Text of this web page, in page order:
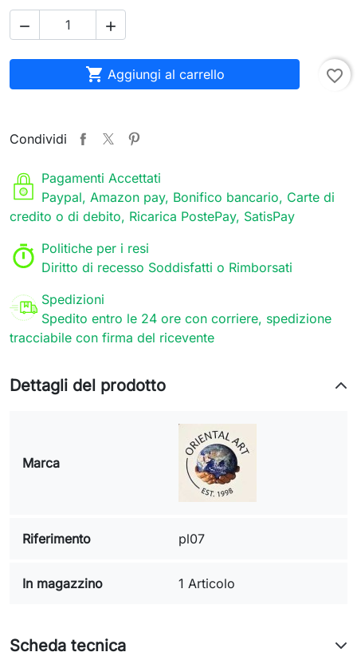
 
 Aggiungi al carrello favorite_border
Condividi
Pagamenti Accettati
Paypal, Amazon pay, Bonifico bancario, Carte di
credito o di debito, Ricarica PostePay, SatisPay
Politiche per i resi
Diritto di recesso Soddisfatti o Rimborsati
Spedizioni
Spedito entro le 24 ore con corriere, spedizione
tracciabile con firma del ricevente
Dettagli del prodotto
Marca
Riferimento pl07
In magazzino 1 Articolo
Scheda tecnica